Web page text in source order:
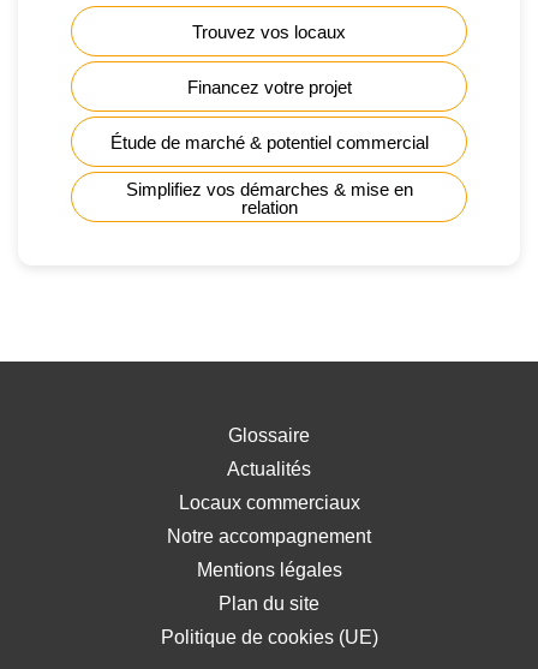
Trouvez vos locaux
Financez votre projet
Étude de marché & potentiel commercial
Simplifiez vos démarches & mise en
relation
Glossaire
Actualités
Locaux commerciaux
Notre accompagnement
Mentions légales
Plan du site
Politique de cookies (UE)